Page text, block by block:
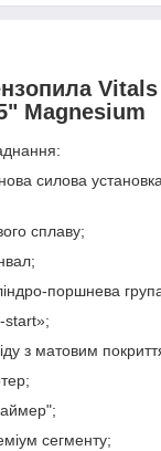
Vitals
Magnesium
силова
сплаву;
поршнева
start»;
з матовим
сегменту;